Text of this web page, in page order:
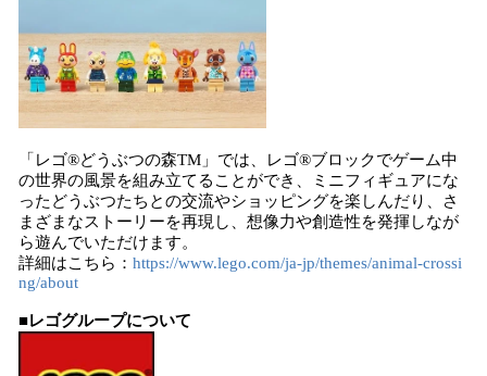
「レゴ®どうぶつの森TM」では、レゴ®ブロックでゲーム中
の世界の風景を組み立てることができ、ミニフィギュアにな
ったどうぶつたちとの交流やショッピングを楽しんだり、さ
まざまなストーリーを再現し、想像力や創造性を発揮しなが
ら遊んでいただけます。
詳細はこちら： https://www.lego.com/ja-jp/themes/animal-crossi
ng/about
■レゴグループについて